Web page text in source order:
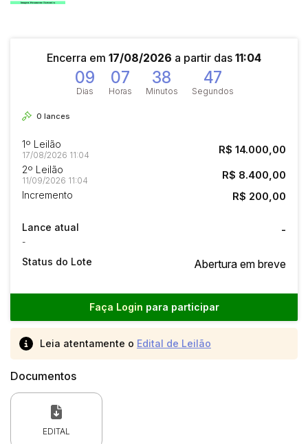
Encerra em 17/08/2026 a partir das 11:04
09
Dias
07
Horas
38
Minutos
47
Segundos
0 lances
1º Leilão
17/08/2026 11:04 R$ 14.000,00
2º Leilão
11/09/2026 11:04 R$ 8.400,00
Incremento R$ 200,00
Lance atual
-
-
Status do Lote Abertura em breve
Faça Login para participar
Leia atentamente o Edital de Leilão
Documentos
EDITAL